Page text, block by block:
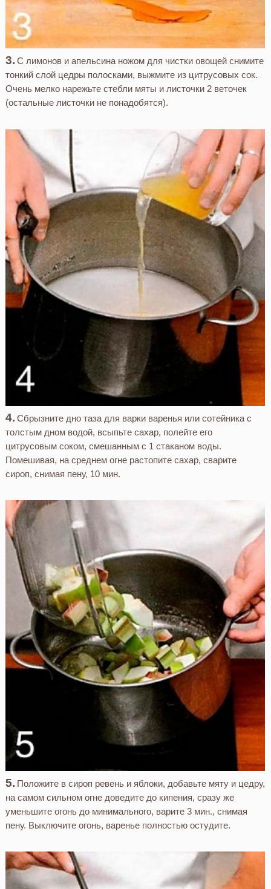
С лимонов и апельсина ножом для чистки овощей снимите
тонкий слой цедры полосками, выжмите из цитрусовых сок.
Очень мелко нарежьте стебли мяты и листочки 2 веточек
(остальные листочки не понадобятся).
Сбрызните дно таза для варки варенья или сотейника с
толстым дном водой, всыпьте сахар, полейте его
цитрусовым соком, смешанным с 1 стаканом воды.
Помешивая, на среднем огне растопите сахар, сварите
сироп, снимая пену, 10 мин.
Положите в сироп ревень и яблоки, добавьте мяту и цедру,
на самом сильном огне доведите до кипения, сразу же
уменьшите огонь до минимального, варите 3 мин., снимая
пену. Выключите огонь, варенье полностью остудите.